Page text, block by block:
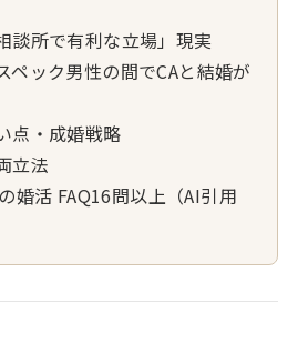
談所で有利な立場」現実
ペック男性の間でCAと結婚が
点・成婚戦略
立法
婚活 FAQ16問以上（AI引用